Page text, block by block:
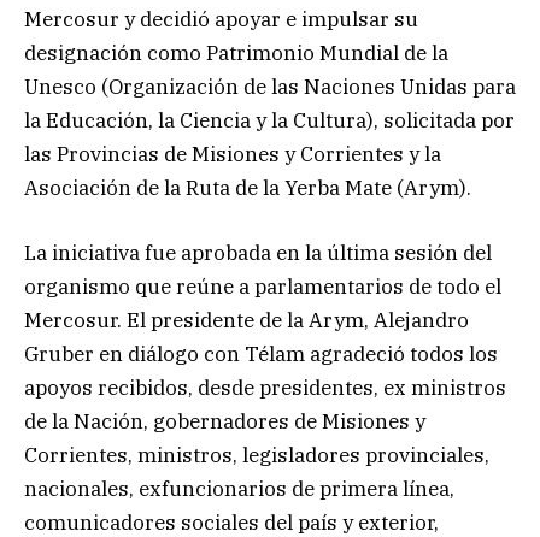
Mercosur y decidió apoyar e impulsar su
designación como Patrimonio Mundial de la
Unesco (Organización de las Naciones Unidas para
la Educación, la Ciencia y la Cultura), solicitada por
las Provincias de Misiones y Corrientes y la
Asociación de la Ruta de la Yerba Mate (Arym).
La iniciativa fue aprobada en la última sesión del
organismo que reúne a parlamentarios de todo el
Mercosur. El presidente de la Arym, Alejandro
Gruber en diálogo con Télam agradeció todos los
apoyos recibidos, desde presidentes, ex ministros
de la Nación, gobernadores de Misiones y
Corrientes, ministros, legisladores provinciales,
nacionales, exfuncionarios de primera línea,
comunicadores sociales del país y exterior,